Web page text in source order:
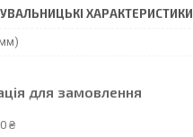
ХАРАКТЕРИСТИКИ
для замовлення
₴